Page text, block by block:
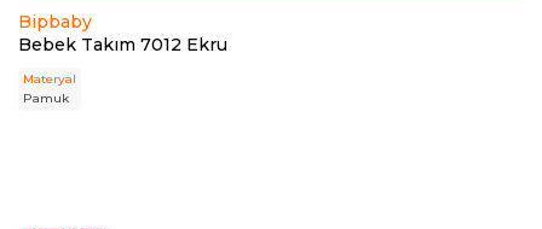
Bipbaby
Bebek Takım 7012 Ekru
Materyal
Pamuk